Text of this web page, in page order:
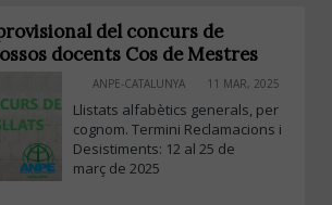
del concurs de
docents Cos de Mestres
ANPE-CATALUNYA 11 MAR, 2025
Llistats alfabètics generals, per
cognom. Termini Reclamacions i
Desistiments: 12 al 25 de
març de 2025